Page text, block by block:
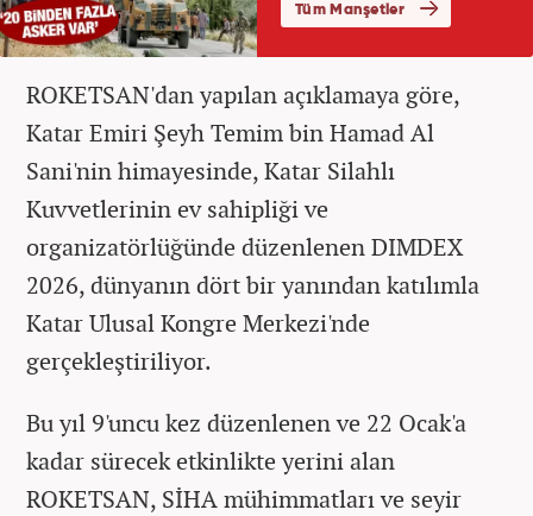
ROKETSAN'dan yapılan açıklamaya göre,
Katar Emiri Şeyh Temim bin Hamad Al
Sani'nin himayesinde, Katar Silahlı
Kuvvetlerinin ev sahipliği ve
organizatörlüğünde düzenlenen DIMDEX
2026, dünyanın dört bir yanından katılımla
Katar Ulusal Kongre Merkezi'nde
gerçekleştiriliyor.
Bu yıl 9'uncu kez düzenlenen ve 22 Ocak'a
kadar sürecek etkinlikte yerini alan
ROKETSAN, SİHA mühimmatları ve seyir